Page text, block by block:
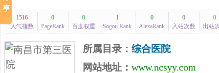
1516
人气指数
0
PageRank
0
百度权重
1
Sogou Rank
0
AlexaRank
0
入站次数
0
出站
所属目录： 综合医院
网站地址： www.ncsyy.com